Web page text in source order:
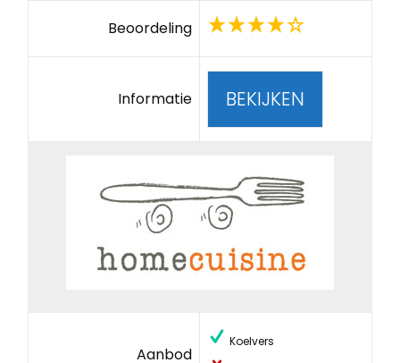
Beoordeling
Informatie BEKIJKEN
Aanbod
Koelvers